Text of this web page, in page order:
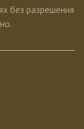
без разрешения